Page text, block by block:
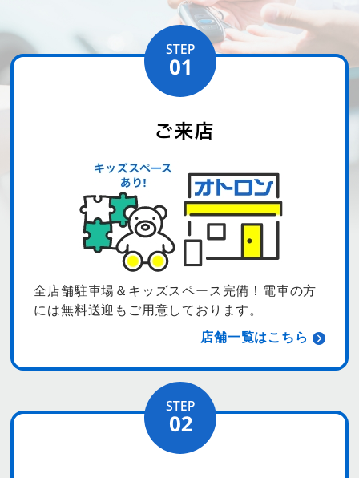
全店舗駐車場＆キッズスペース完備！電車の方
には無料送迎もご用意しております。
店舗一覧はこちら